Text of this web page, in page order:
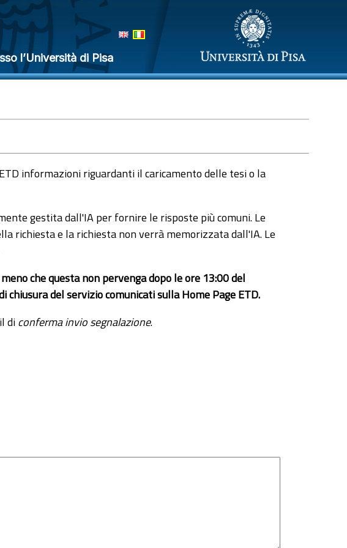
l’Università di Pisa
informazioni riguardanti il caricamento delle tesi o la
gestita dall'IA per fornire le risposte più comuni. Le
richiesta e la richiesta non verrà memorizzata dall'IA. Le
che questa non pervenga dopo le ore 13:00 del
del servizio comunicati sulla Home Page ETD.
diconferma invio segnalazione.